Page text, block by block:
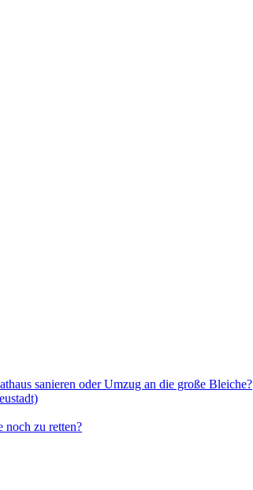
sanieren oder Umzug an die große Bleiche?
noch zu retten?